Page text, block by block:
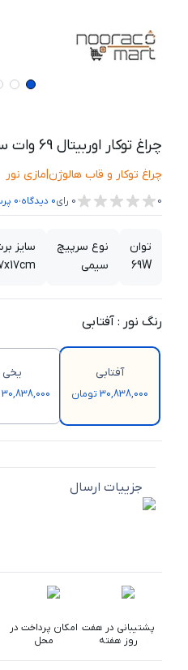
چراغ توکار اوربیتال 69 وات سه خانه مازی نور
چراغ توکار و قاب هالوژن|مازی نور
0
0 رای0 دیدگاه،0
توان
69W
نوع سرپیچ
سیمی
سایز
رنگ نور : آفتابی
آفتابی
30,838,000 تومان
یخی
30,838,000 تومان
جزییات ارسال
پشتیبانی در هفت
روز هفته
امکان پرداخت در
محل